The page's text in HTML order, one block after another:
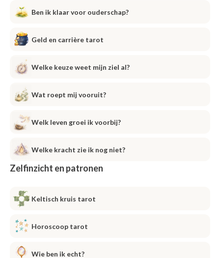
Ben ik klaar voor ouderschap?
Geld en carrière tarot
Welke keuze weet mijn ziel al?
Wat roept mij vooruit?
Welk leven groei ik voorbij?
Welke kracht zie ik nog niet?
Zelfinzicht en patronen
Keltisch kruis tarot
Horoscoop tarot
Wie ben ik echt?